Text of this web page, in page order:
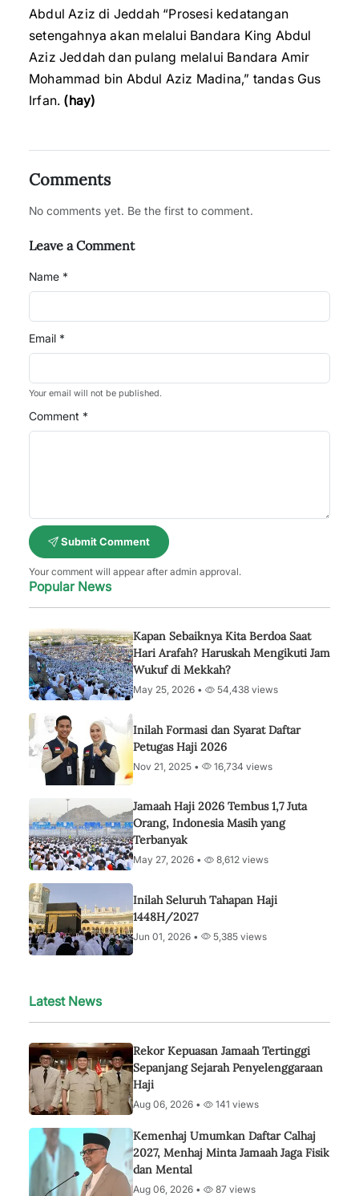
Abdul Aziz di Jeddah “Prosesi kedatangan
setengahnya akan melalui Bandara King Abdul
Aziz Jeddah dan pulang melalui Bandara Amir
Mohammad bin Abdul Aziz Madina,” tandas Gus
Irfan. (hay)
Comments
No comments yet. Be the first to comment.
Leave a Comment
Name *
Email *
Your email will not be published.
Comment *
Submit Comment
Your comment will appear after admin approval.
Popular News
Kapan Sebaiknya Kita Berdoa Saat
Hari Arafah? Haruskah Mengikuti Jam
Wukuf di Mekkah?
May 25, 2026 • 54,438 views
Inilah Formasi dan Syarat Daftar
Petugas Haji 2026
Nov 21, 2025 • 16,734 views
Jamaah Haji 2026 Tembus 1,7 Juta
Orang, Indonesia Masih yang
Terbanyak
May 27, 2026 • 8,612 views
Inilah Seluruh Tahapan Haji
1448H/2027
Jun 01, 2026 • 5,385 views
Latest News
Rekor Kepuasan Jamaah Tertinggi
Sepanjang Sejarah Penyelenggaraan
Haji
Aug 06, 2026 • 141 views
Kemenhaj Umumkan Daftar Calhaj
2027, Menhaj Minta Jamaah Jaga Fisik
dan Mental
Aug 06, 2026 • 87 views